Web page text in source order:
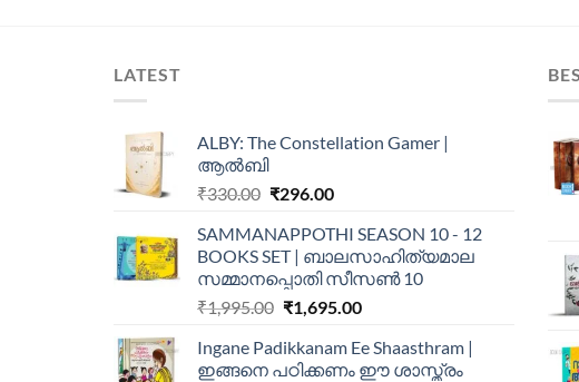
LATEST
ALBY: The Constellation Gamer |
ആൽബി
₹330.00 ₹296.00
SAMMANAPPOTHI SEASON 10 - 12
BOOKS SET | ബാലസാഹിത്യമാല
സമ്മാനപ്പൊതി സീസൺ 10
₹1,995.00 ₹1,695.00
Ingane Padikkanam Ee Shaasthram |
ഇങ്ങനെ പഠിക്കണം ഈ ശാസ്ത്രം